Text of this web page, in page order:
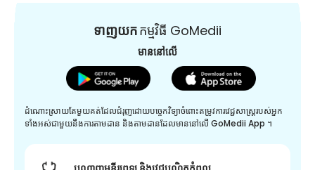
ទាញយកកម្មវិធី GoMedii
មាននៅលើ
ដំណោះស្រាយតែមួយគត់ដែលជំរុញដោយបច្ចេកវិទ្យាចំពោះតម្រូវការវេជ្ជសាស្រ្តរបស់អ្នក
ទាំងអស់ជាមួយនឹងការតាមដាន និងតាមដានដែលមាននៅលើ GoMedii App ។